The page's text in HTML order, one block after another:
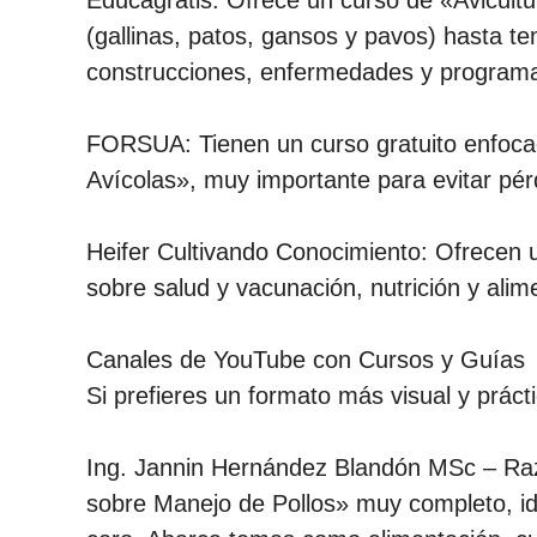
(gallinas, patos, gansos y pavos) hasta
construcciones, enfermedades y
FORSUA: Tienen un curso gratuito
Avícolas», muy importante para evitar
Heifer Cultivando Conocimiento: Ofrecen
sobre salud y vacunación, nutrición y
Canales de YouTube con Cursos y Guías
Si prefieres un formato más visual y
Ing. Jannin Hernández Blandón MSc –
sobre Manejo de Pollos» muy completo,